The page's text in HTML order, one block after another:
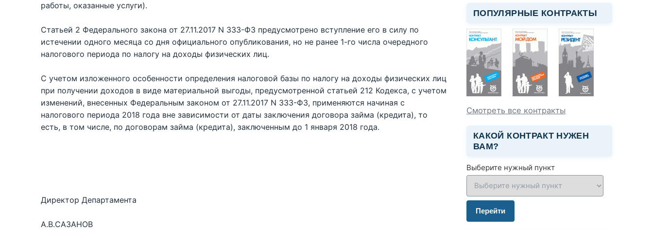
работы, оказанные услуги).
Статьей 2 Федерального закона от 27.11.2017 N 333-ФЗ предусмотрено вступление его в силу по
истечении одного месяца со дня официального опубликования, но не ранее 1-го числа очередного
налогового периода по налогу на доходы физических лиц.
С учетом изложенного особенности определения налоговой базы по налогу на доходы физических лиц
при получении доходов в виде материальной выгоды, предусмотренной статьей 212 Кодекса, с учетом
изменений, внесенных Федеральным законом от 27.11.2017 N 333-ФЗ, применяются начиная с
налогового периода 2018 года вне зависимости от даты заключения договора займа (кредита), то
есть, в том числе, по договорам займа (кредита), заключенным до 1 января 2018 года.
Директор Департамента
А.В.САЗАНОВ
ПОПУЛЯРНЫЕ КОНТРАКТЫ
Смотреть все контракты
КАКОЙ КОНТРАКТ НУЖЕН
ВАМ?
Выберите нужный пункт
Перейти